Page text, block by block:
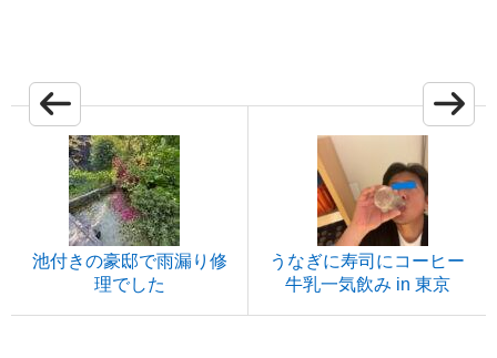
池付きの豪邸で雨漏り修
理でした
うなぎに寿司にコーヒー
牛乳一気飲み in 東京